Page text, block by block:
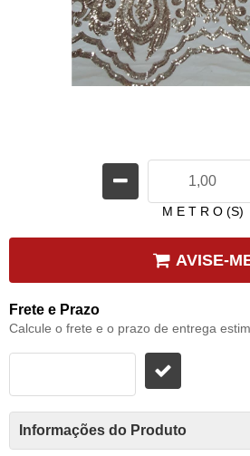
M E T R O (S)
AVISE-
Frete e Prazo
Calcule o frete e o prazo de entrega
Informações do Produto